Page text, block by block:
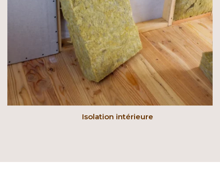
Isolation intérieure